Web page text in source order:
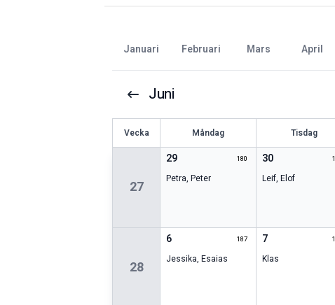
januari februari mars april
Juni
Vecka Måndag Tisdag
27
29 180
Petra,Peter
30
Leif, Elof
28
6 187
Jessika,Esaias
7
Klas